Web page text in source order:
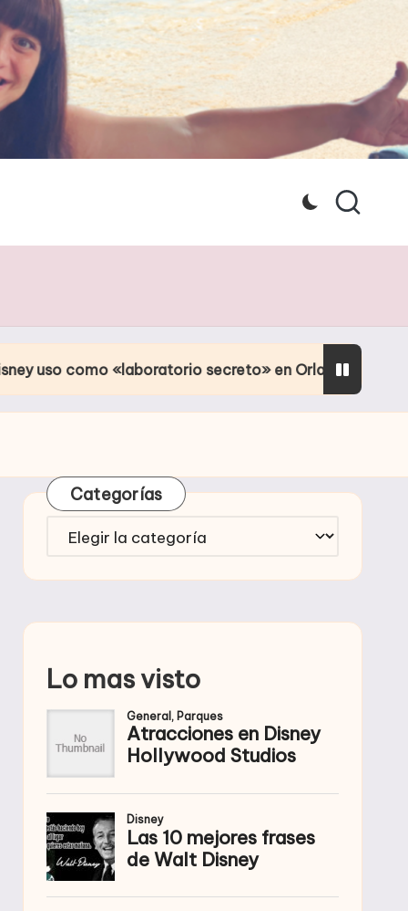
secreto» en Orlando Culpa de la
Categorías
Categorías
Lo mas visto